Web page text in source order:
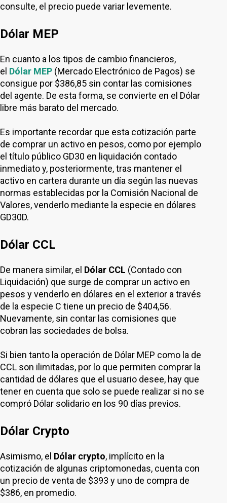
consulte, el precio puede variar levemente.
Dólar MEP
En cuanto a los tipos de cambio financieros,
el Dólar MEP (Mercado Electrónico de Pagos) se
consigue por $386,85 sin contar las comisiones
del agente. De esta forma, se convierte en el Dólar
libre más barato del mercado.
Es importante recordar que esta cotización parte
de comprar un activo en pesos, como por ejemplo
el título público GD30 en liquidación contado
inmediato y, posteriormente, tras mantener el
activo en cartera durante un día según las nuevas
normas establecidas por la Comisión Nacional de
Valores, venderlo mediante la especie en dólares
GD30D.
Dólar CCL
De manera similar, el Dólar CCL (Contado con
Liquidación) que surge de comprar un activo en
pesos y venderlo en dólares en el exterior a través
de la especie C tiene un precio de $404,56.
Nuevamente, sin contar las comisiones que
cobran las sociedades de bolsa.
Si bien tanto la operación de Dólar MEP como la de
CCL son ilimitadas, por lo que permiten comprar la
cantidad de dólares que el usuario desee, hay que
tener en cuenta que solo se puede realizar si no se
compró Dólar solidario en los 90 días previos.
Dólar Crypto
Asimismo, el Dólar crypto, implícito en la
cotización de algunas criptomonedas, cuenta con
un precio de venta de $393 y uno de compra de
$386, en promedio.